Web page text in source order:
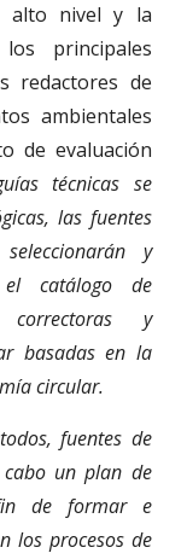
alto nivel y la
principales
redactores de
ambientales
de evaluación
técnicas se
las fuentes
y
el catálogo de
correctoras y
basadas en la
circular.
fuentes de
un plan de
de formar e
los procesos de